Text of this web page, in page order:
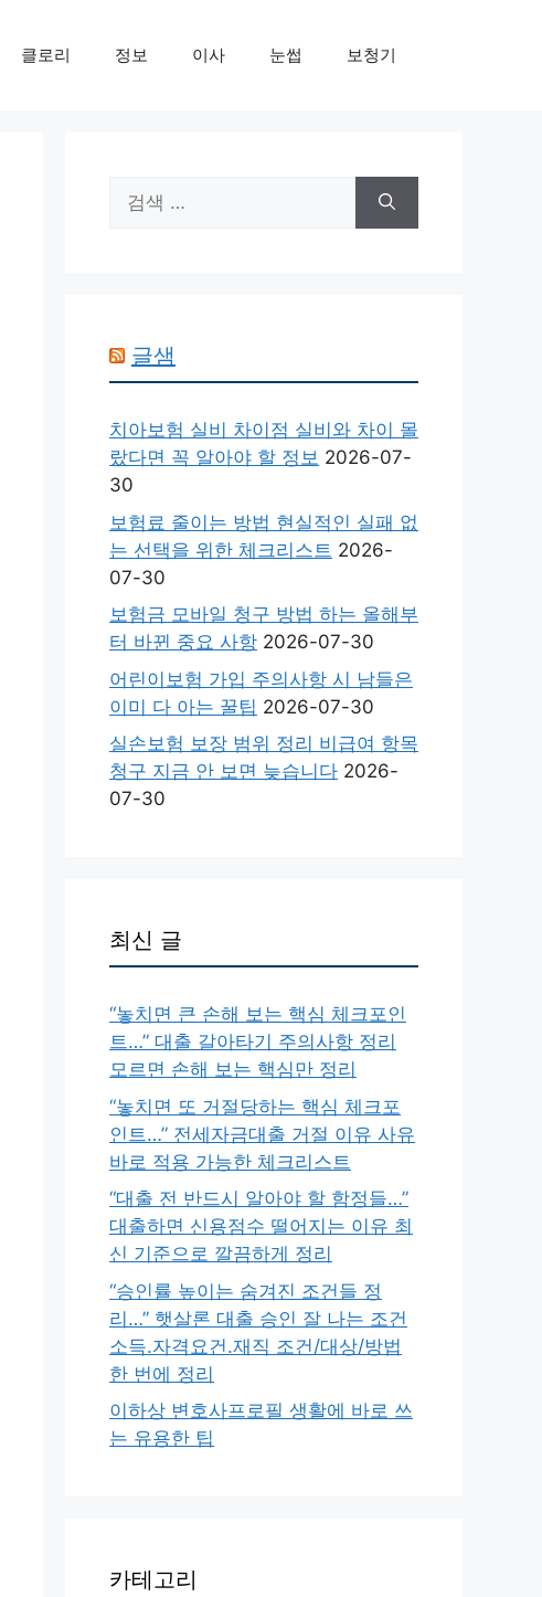
클로리 정보 이사 눈썹 보청기
색:
글샘
치아보험 실비 차이점 실비와 차이 몰
랐다면 꼭 알아야 할 정보 2026-07-
30
보험료 줄이는 방법 현실적인 실패 없
는 선택을 위한 체크리스트 2026-
07-30
보험금 모바일 청구 방법 하는 올해부
터 바뀐 중요 사항 2026-07-30
어린이보험 가입 주의사항 시 남들은
이미 다 아는 꿀팁 2026-07-30
실손보험 보장 범위 정리 비급여 항목
청구 지금 안 보면 늦습니다 2026-
07-30
최신 글
“놓치면 큰 손해 보는 핵심 체크포인
트…” 대출 갈아타기 주의사항 정리
모르면 손해 보는 핵심만 정리
“놓치면 또 거절당하는 핵심 체크포
인트…” 전세자금대출 거절 이유 사유
바로 적용 가능한 체크리스트
“대출 전 반드시 알아야 할 함정들…”
대출하면 신용점수 떨어지는 이유 최
신 기준으로 깔끔하게 정리
“승인률 높이는 숨겨진 조건들 정
리…” 햇살론 대출 승인 잘 나는 조건
소득.자격요건.재직 조건/대상/방법
한 번에 정리
이하상 변호사프로필 생활에 바로 쓰
는 유용한 팁
카테고리